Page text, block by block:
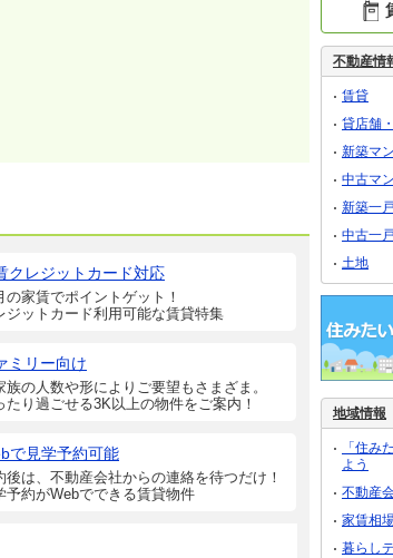
クレジットカード対応
の家賃でポイントゲット！
ジットカード利用可能な賃貸特集
ミリー向け
族の人数や形によりご要望もさまざま。
たり過ごせる3K以上の物件をご案内！
で見学予約可能
後は、不動産会社からの連絡を待つだけ！
予約がWebでできる賃貸物件
不動産情
賃貸
貸店舗
新築マ
中古マ
新築一
中古一
土地
地域情報
「住み
よう
不動産
家賃相
暮らし